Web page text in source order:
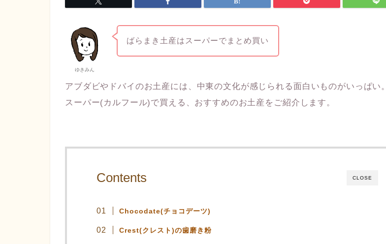
ゆきみん
ばらまき土産はスーパーでまとめ買い
アブダビやドバイのお土産には、中東の文化が感じられる面白いものがいっぱい。
スーパー(カルフール)で買える、おすすめのお土産をご紹介します。
CLOSE
Contents
Chocodate(チョコデーツ)
Crest(クレスト)の歯磨き粉